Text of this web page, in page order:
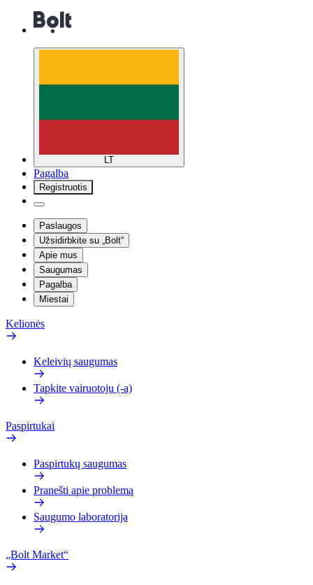
LT
Pagalba
Registruotis
Paslaugos
Užsidirbkite su „Bolt“
Apie mus
Saugumas
Pagalba
Miestai
Kelionės
Keleivių saugumas
Tapkite vairuotoju (-a)
Paspirtukai
Paspirtukų saugumas
Pranešti apie problemą
Saugumo laboratorija
„Bolt Market“